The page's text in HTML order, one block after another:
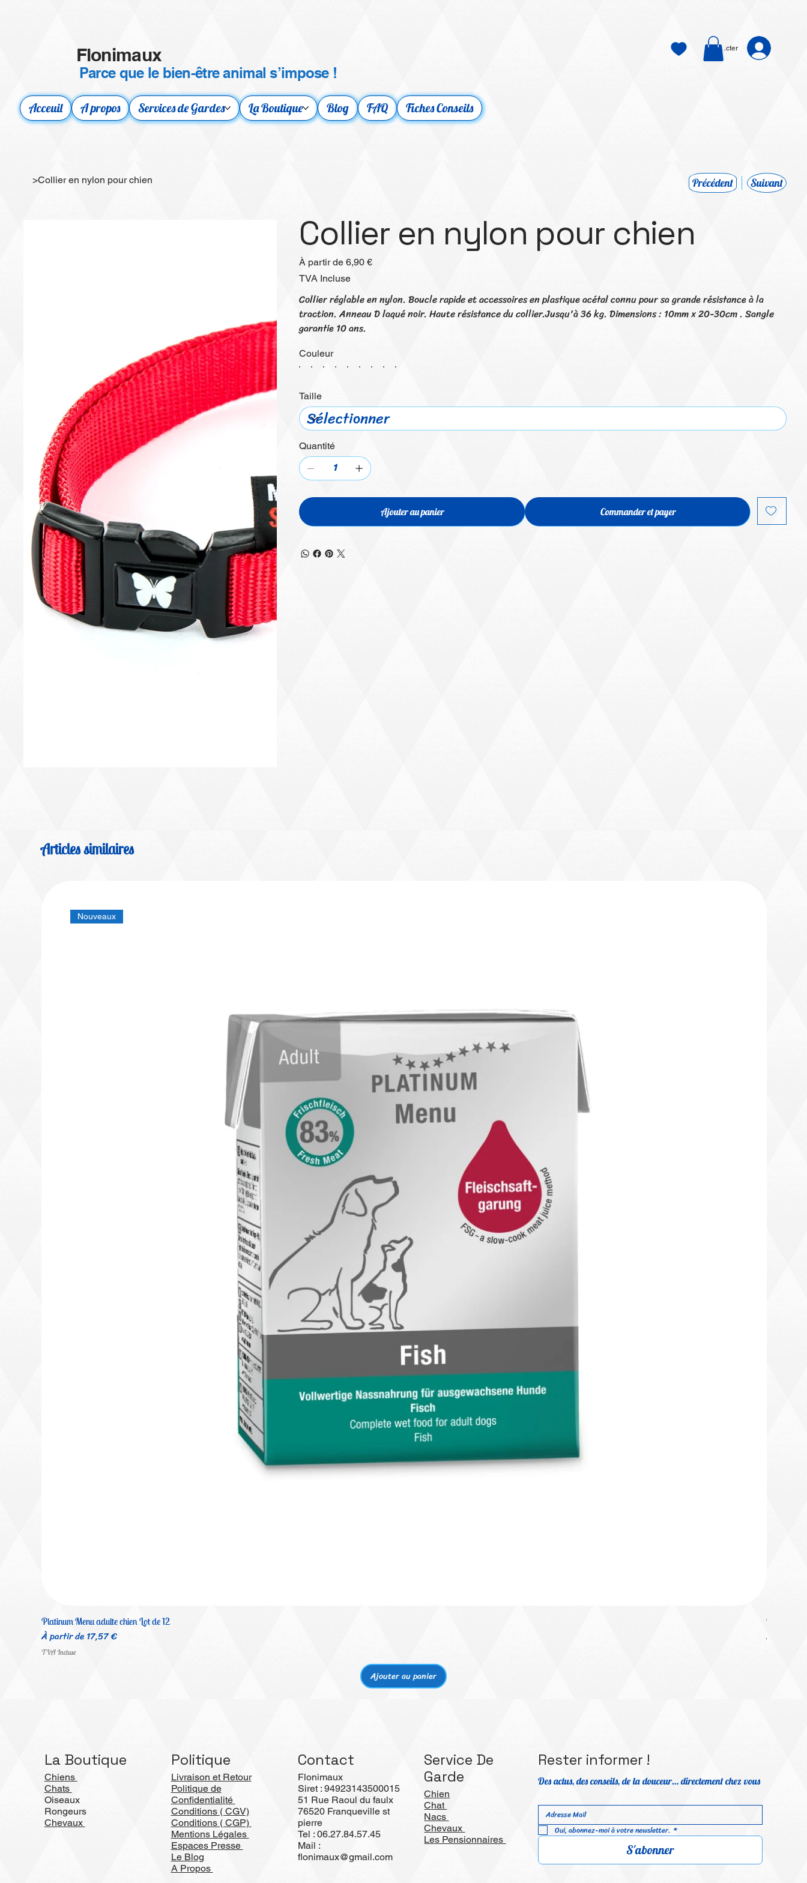
Flonimaux
Parce que le bien-être animal s’impose !
Acceuil A propos Services de Gardes La Boutique Blog FAQ Fiches Conseils
Se connecter
>Collier en nylon pour chien Précédent Suivant
Collier en nylon pour chien
À partir de Prix
6,90 €
TVA Incluse
Collier réglable en nylon. Boucle rapide et accessoires en plastique acétal connu pour sa grande résistance à la
traction. Anneau D laqué noir. Haute résistance du collier.Jusqu'à 36 kg. Dimensions : 10mm x 20-30cm . Sangle
garantie 10 ans.
Couleur
Taille
Quantité
Ajouter au panier Commander et payer
Articles similaires
Nouveaux
Platinum Menu adulte chien Lot de 12
À partir de17,57 €
Prix promotionnel
TVA Incluse
Ajouter au panier
Platinum
À partir
Prix
TVA Incluse
La Boutique
Chiens
Chats
Oiseaux
Rongeurs
Chevaux
Politique
Livraison et Retour
Politique de
Confidentialité
Conditions ( CGV)
Conditions ( CGP)
Mentions Légales
Espaces Presse
Le Blog
A Propos
Contact
Flonimaux
Siret : 94923143500015
51 Rue Raoul du faulx
76520 Franqueville st
pierre
Tel : 06.27.84.57.45
Mail :
flonimaux@gmail.com
Service De
Garde
Chien
Chat
Nacs
Chevaux
Les Pensionnaires
Rester informer !
Des actus, des conseils, de la douceur… directement chez vous
Oui, abonnez-moi à votre newsletter. *
S'abonner